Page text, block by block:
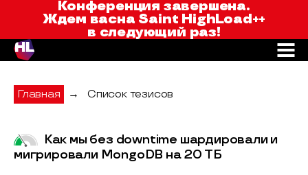
Saint HighLoad++Конференция завершена.
Ждем васна Saint HighLoad++
в следующий раз!
Главная → Список тезисов
Как мы без downtime шардировали и
мигрировали MongoDB на 20 ТБ